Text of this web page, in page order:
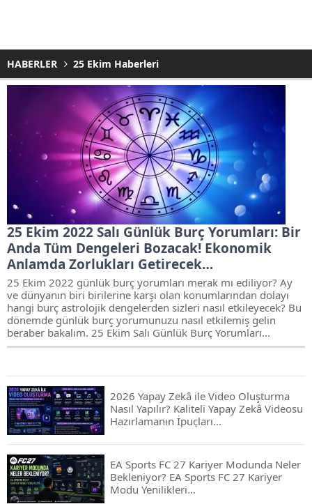
HABERLER 25 Ekim Haberleri
25 Ekim 2022 Salı Günlük Burç Yorumları: Bir
Anda Tüm Dengeleri Bozacak! Ekonomik
Anlamda Zorlukları Getirecek…
25 Ekim 2022 günlük burç yorumları merak mı ediliyor? Ay
ve dünyanın biri birilerine karşı olan konumlarından dolayı
hangi burç astrolojik dengelerden sizleri nasıl etkileyecek? Bu
dönemde günlük burç yorumunuzu nasıl etkilemiş gelin
beraber bakalım. 25 Ekim Salı Günlük Burç Yorumları...
2026 Yapay Zekâ ile Video Oluşturma
Nasıl Yapılır? Kaliteli Yapay Zekâ Videosu
Hazırlamanın İpuçları...
EA Sports FC 27 Kariyer Modunda Neler
Bekleniyor? EA Sports FC 27 Kariyer
Modu Yenilikleri…